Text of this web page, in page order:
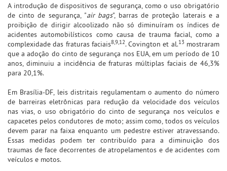
A introdução de dispositivos de segurança, como o uso obrigatório
de cinto de segurança, "air bags", barras de proteção laterais e a
proibição de dirigir alcoolizado não só diminuíram os índices de
acidentes automobilísticos como causa de trauma facial, como a
complexidade das fraturas faciais8,9,12. Covington et al.13mostraram
que a adoção do cinto de segurança nos EUA, em um período de 10
anos, diminuiu a incidência de fraturas múltiplas faciais de 46,3%
para 20,1%.
Em Brasília-DF, leis distritais regulamentam o aumento do número
de barreiras eletrônicas para redução da velocidade dos veículos
nas vias, o uso obrigatório do cinto de segurança nos veículos e
capacetes pelos condutores de moto; assim como, todos os veículos
devem parar na faixa enquanto um pedestre estiver atravessando.
Essas medidas podem ter contribuído para a diminuição dos
traumas de face decorrentes de atropelamentos e de acidentes com
veículos e motos.